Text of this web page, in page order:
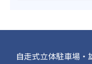
自走式立体駐車場